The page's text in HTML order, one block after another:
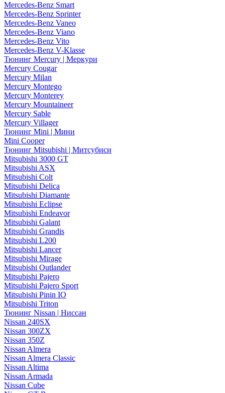
Mercedes-Benz Smart
Mercedes-Benz Sprinter
Mercedes-Benz Vaneo
Mercedes-Benz Viano
Mercedes-Benz Vito
Mercedes-Benz V-Klasse
Тюнинг Mercury | Меркури
Mercury Cougar
Mercury Milan
Mercury Montego
Mercury Monterey
Mercury Mountaineer
Mercury Sable
Mercury Villager
Тюнинг Mini | Мини
Mini Cooper
Тюнинг Mitsubishi | Митсубиси
Mitsubishi 3000 GT
Mitsubishi ASX
Mitsubishi Colt
Mitsubishi Delica
Mitsubishi Diamante
Mitsubishi Eclipse
Mitsubishi Endeavor
Mitsubishi Galant
Mitsubishi Grandis
Mitsubishi L200
Mitsubishi Lancer
Mitsubishi Mirage
Mitsubishi Outlander
Mitsubishi Pajero
Mitsubishi Pajero Sport
Mitsubishi Pinin IO
Mitsubishi Triton
Тюнинг Nissan | Ниссан
Nissan 240SX
Nissan 300ZX
Nissan 350Z
Nissan Almera
Nissan Almera Classic
Nissan Altima
Nissan Armada
Nissan Cube